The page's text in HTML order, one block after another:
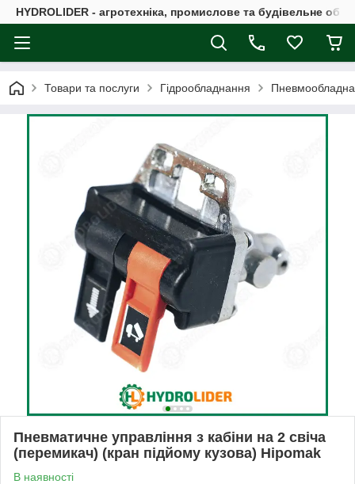
HYDROLIDER - агротехніка, промислове та будівельне
Товари та послуги Гідрообладнання
Пневматичне управління з кабіни на 2 свіча
(перемикач) (кран підйому кузова) Hipomak
В наявності